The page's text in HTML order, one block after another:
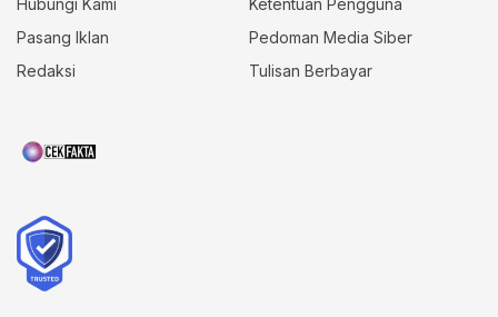
Hubungi Kami
Ketentuan Pengguna
Pasang Iklan
Pedoman Media Siber
Redaksi
Tulisan Berbayar